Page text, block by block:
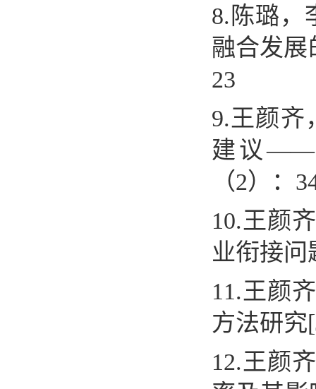
8. 陈璐，
融合发展
23
9.王颜齐
建议——
（2）：
10.王颜
业衔接问
11.王颜齐
方法研究
12.王颜